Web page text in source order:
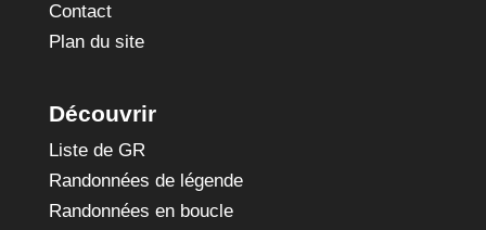
Contact
Plan du site
Découvrir
Liste de GR
Randonnées de légende
Randonnées en boucle